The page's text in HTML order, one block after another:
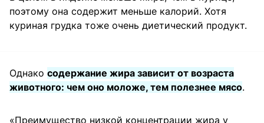
поэтому она содержит меньше калорий. Хотя
куриная грудка тоже очень диетический продукт.
Однако содержание жира зависит от возраста
животного: чем оно моложе, тем полезнее мясо.
«Преимущество низкой концентрации жира у